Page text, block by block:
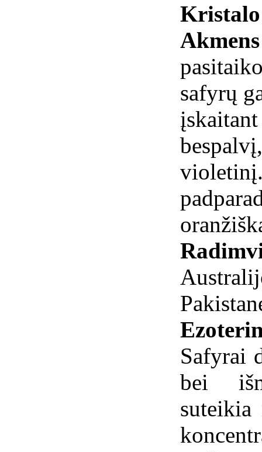
safyrų
Safyrai
bei
suteikia